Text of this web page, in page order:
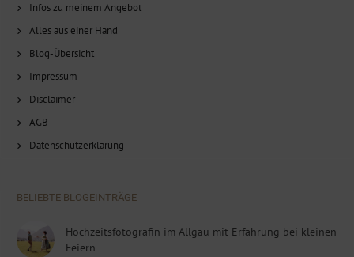
Infos zu meinem Angebot
Alles aus einer Hand
Blog-Übersicht
Impressum
Disclaimer
AGB
Datenschutzerklärung
BELIEBTE BLOGEINTRÄGE
Hochzeitsfotografin im Allgäu mit Erfahrung bei kleinen
Feiern